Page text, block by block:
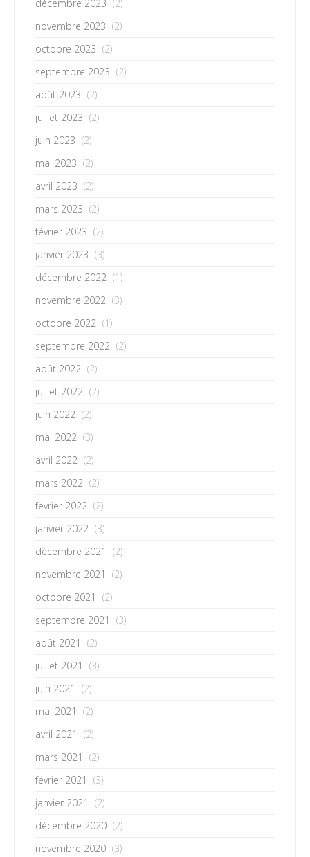
décembre 2023 (2)
novembre 2023 (2)
octobre 2023 (2)
septembre 2023 (2)
août 2023 (2)
juillet 2023 (2)
juin 2023 (2)
mai 2023 (2)
avril 2023 (2)
mars 2023 (2)
février 2023 (2)
janvier 2023 (3)
décembre 2022 (1)
novembre 2022 (3)
octobre 2022 (1)
septembre 2022 (2)
août 2022 (2)
juillet 2022 (2)
juin 2022 (2)
mai 2022 (3)
avril 2022 (2)
mars 2022 (2)
février 2022 (2)
janvier 2022 (3)
décembre 2021
(2)
novembre 2021
(2)
octobre 2021
(2)
septembre 2021
(3)
août 2021
(2)
juillet 2021
(3)
juin 2021
(2)
mai 2021
(2)
avril 2021
(2)
mars 2021
(2)
février 2021
(3)
janvier 2021
(2)
décembre 2020 (2)
novembre 2020 (3)